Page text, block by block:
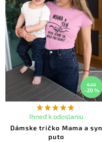
€20
–20 %
Dámske tričko Mama a syn
puto
Ihneď k odoslaniu